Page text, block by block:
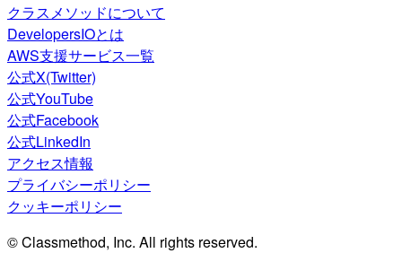
クラスメソッドについて
DevelopersIOとは
AWS支援サービス一覧
公式X(Twitter)
公式YouTube
公式Facebook
公式LinkedIn
アクセス情報
プライバシーポリシー
クッキーポリシー
© Classmethod, Inc. All rights reserved.